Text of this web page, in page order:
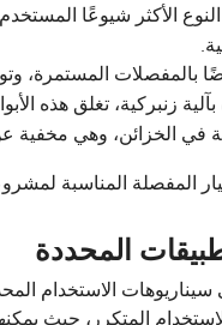
الأكثر شيوعًا
بالمفصلات المستمرة،
زنبركية، تغلق هذه
في الخزائن، وهي مخفية
المفصلة المناسبة
المحددة
سيناريوهات الاستخدام
المتكرر، حيث